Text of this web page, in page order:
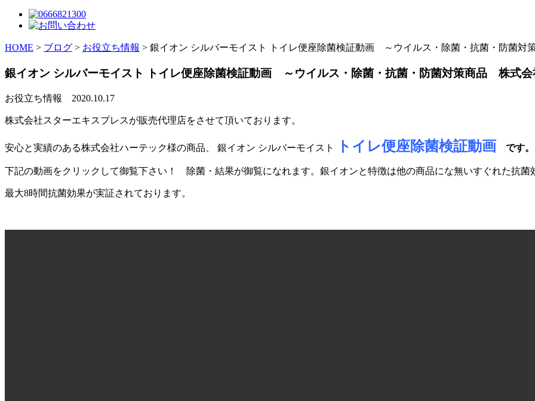
HOME > ブログ > お役立ち情報 > 銀イオン シルバーモイスト トイレ便座除菌検証動画 ～ウイルス・除菌・抗菌・防菌
銀イオン シルバーモイスト トイレ便座除菌検証動画 ～ウイルス・除菌・抗菌・防菌対策商品 株式会
お役立ち情報 2020.10.17
株式会社スターエキスプレスが販売代理店をさせて頂いております。
安心と実績のある株式会社ハーテック様の商品、 銀イオン シルバーモイスト トイレ便座除菌検証動画 です。
下記の動画をクリックして御覧下さい！ 除菌・結果が御覧になれます。銀イオンと特徴は他の商品にな無いすぐれた抗菌
最大8時間抗菌効果が実証されております。